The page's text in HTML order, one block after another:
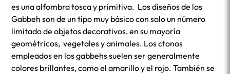
es una alfombra tosca y primitiva. Los diseños de los
Gabbeh son de un tipo muy básico con solo un número
limitado de objetos decorativos, en su mayoría
geométricos, vegetales y animales. Los ctonos
empleados en los gabbehs suelen ser generalmente
colores brillantes, como el amarillo y el rojo. También se